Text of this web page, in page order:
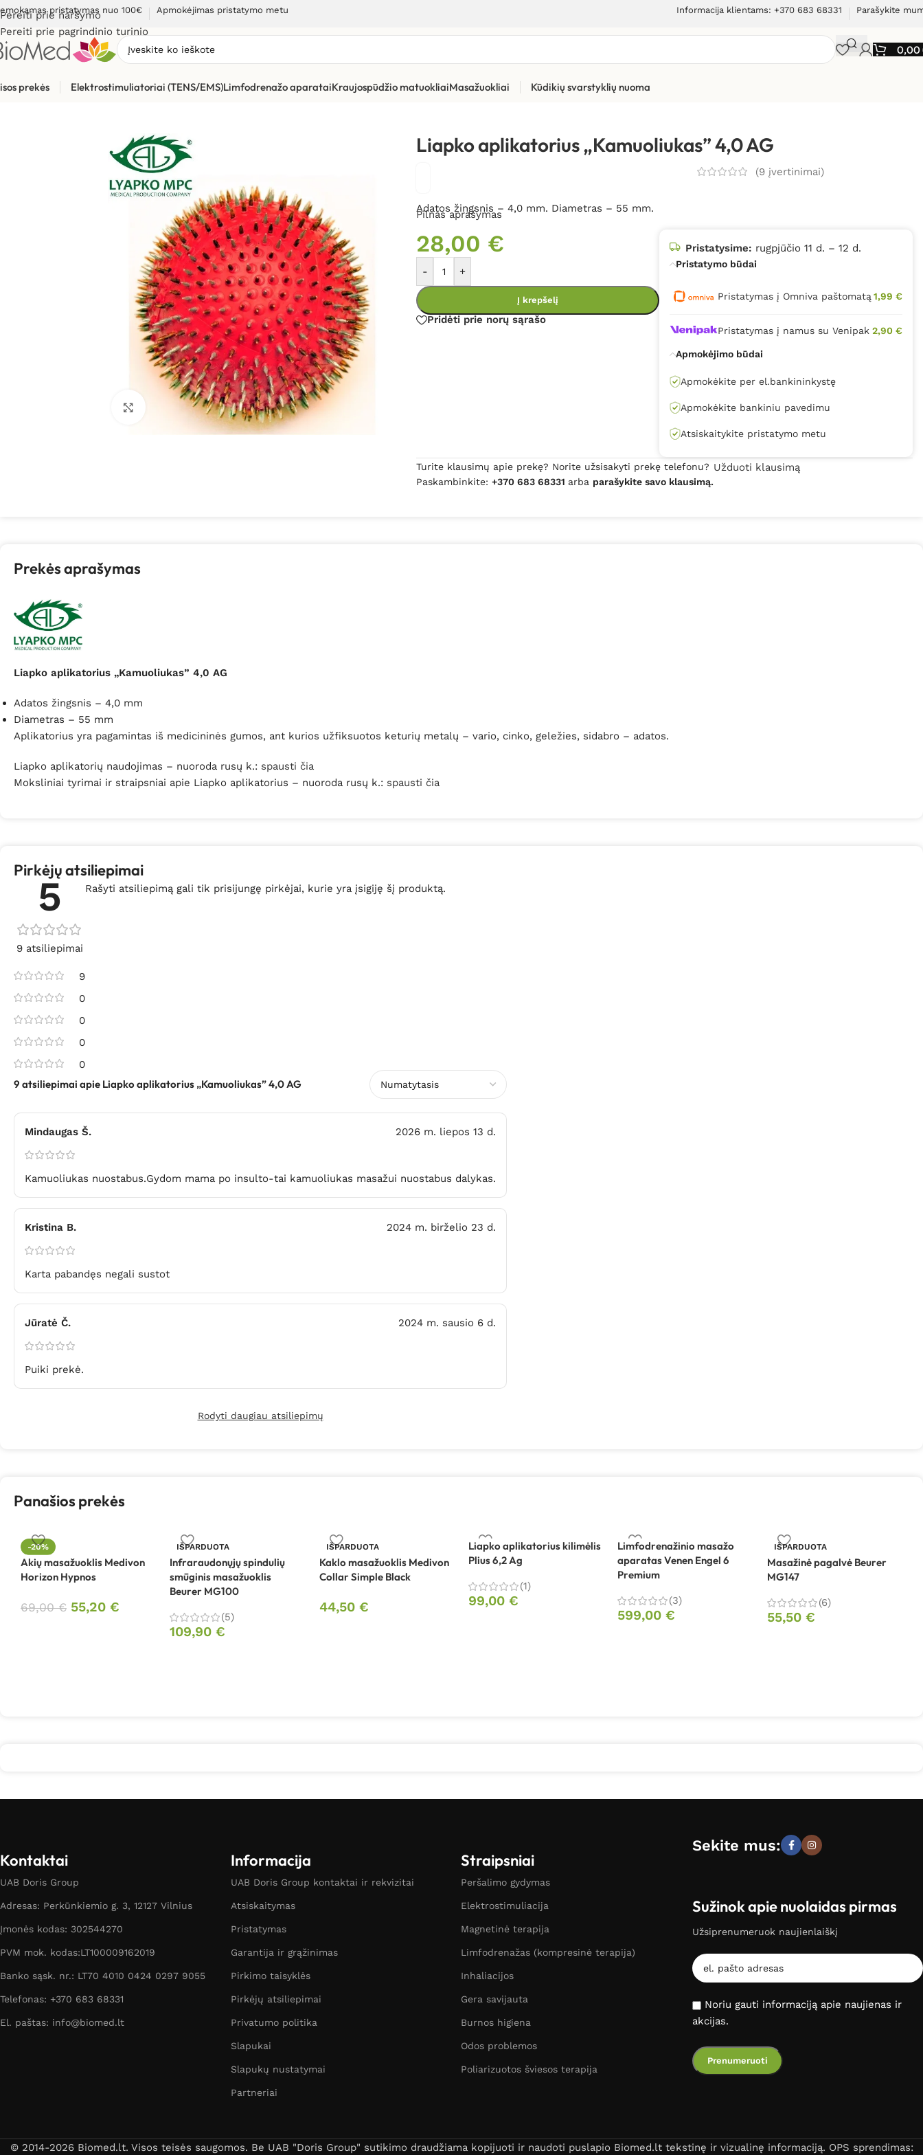
Pereiti prie naršymo
Pereiti prie pagrindinio turinio
pristatymas nuo 100€ Apmokėjimas pristatymo metu Informacija klientams: +370 683 68331 Parašykite
0,00
prekės Elektrostimuliatoriai (TENS/EMS)Limfodrenažo aparataiKraujospūdžio matuokliaiMasažuokliai Kūdikių svarstyklių nuoma
Masažuokliai
Spustelėkite, kad padidintumėte
Liapko aplikatorius „Kamuoliukas” 4,0 AG
(9įvertinimai)
Adatos žingsnis – 4,0 mm. Diametras – 55 mm.
Pilnas aprašymas
28,00 €
- +
Į krepšelį
Pridėti prie norų sąrašo
Pristatysime: rugpjūčio 11 d. – 12 d.
Pristatymo būdai
Pristatymas į Omniva paštomatą 1,99 €
Pristatymas į namus su Venipak 2,90 €
Apmokėjimo būdai
Apmokėkite per el.bankininkystę
Apmokėkite bankiniu pavedimu
Atsiskaitykite pristatymo metu
Turite klausimų apie prekę? Norite užsisakyti prekę telefonu?
Paskambinkite:+370 683 68331 arba parašykite savo klausimą.
Užduoti klausimą
Prekės aprašymas
Liapko aplikatorius „Kamuoliukas” 4,0 AG
Adatos žingsnis – 4,0 mm
Diametras – 55 mm
Aplikatorius yra pagamintas iš medicininės gumos, ant kurios užfiksuotos keturių metalų – vario, cinko, geležies, sidabro – adatos.
Liapko aplikatorių naudojimas – nuoroda rusų k.: spausti čia
Moksliniai tyrimai ir straipsniai apie Liapko aplikatorius – nuoroda rusų k.: spausti čia
Pirkėjų atsiliepimai
5
9 atsiliepimai
9
0
0
0
0
9 atsiliepimai apie Liapko aplikatorius „Kamuoliukas” 4,0 AG
Mindaugas Š. 2026 m. liepos 13 d.
Kamuoliukas nuostabus.Gydom mama po insulto-tai kamuoliukas masažui nuostabus dalykas.
Kristina B. 2024 m. birželio 23 d.
Karta pabandęs negali sustot
Jūratė Č. 2024 m. sausio 6 d.
Puiki prekė.
Rodyti daugiau atsiliepimų
Rašyti atsiliepimą gali tik prisijungę pirkėjai, kurie yra įsigiję šį produktą.
Panašios prekės
-20%
Akių masažuoklis Medivon
Horizon Hypnos
69,00€ 55,20 €
IŠPARDUOTA
Infraraudonųjų spindulių
smūginis masažuoklis
Beurer MG100
(5)
109,90€
IŠPARDUOTA
Kaklo masažuoklis Medivon
Collar Simple Black
44,50 €
Liapko aplikatorius kilimėlis
Plius 6,2 Ag
(1)
99,00 €
Limfodrenažinio masažo
aparatas Venen Engel 6
Premium
(3)
599,00€
IŠPARDUOTA
Masažinė pagalvė Beurer
MG147
(6)
55,50 €
Kontaktai
UAB Doris Group
Adresas: Perkūnkiemio g. 3, 12127 Vilnius
Įmonės kodas: 302544270
PVM mok. kodas:LT100009162019
Banko sąsk. nr.: LT70 4010 0424 0297 9055
Telefonas: +370 683 68331
El. paštas: info@biomed.lt
Informacija
UAB Doris Group kontaktai ir rekvizitai
Atsiskaitymas
Pristatymas
Garantija ir grąžinimas
Pirkimo taisyklės
Pirkėjų atsiliepimai
Privatumo politika
Slapukai
Slapukų nustatymai
Partneriai
Straipsniai
Peršalimo gydymas
Elektrostimuliacija
Magnetinė terapija
Limfodrenažas (kompresinė terapija)
Inhaliacijos
Gera savijauta
Burnos higiena
Odos problemos
Poliarizuotos šviesos terapija
Sekite mus:
Sužinok apie nuolaidas pirmas
Užsiprenumeruok naujienlaiškį
Noriu gauti informaciją apie naujienas ir
akcijas.
© 2014-2026 Biomed.lt. Visos teisės saugomos. Be UAB "Doris Group" sutikimo draudžiama kopijuoti ir naudoti puslapio Biomed.lt tekstinę ir vizualinę informaciją. OPS sprendimas: